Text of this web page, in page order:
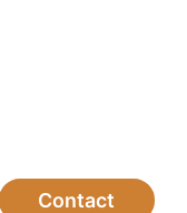
Contact